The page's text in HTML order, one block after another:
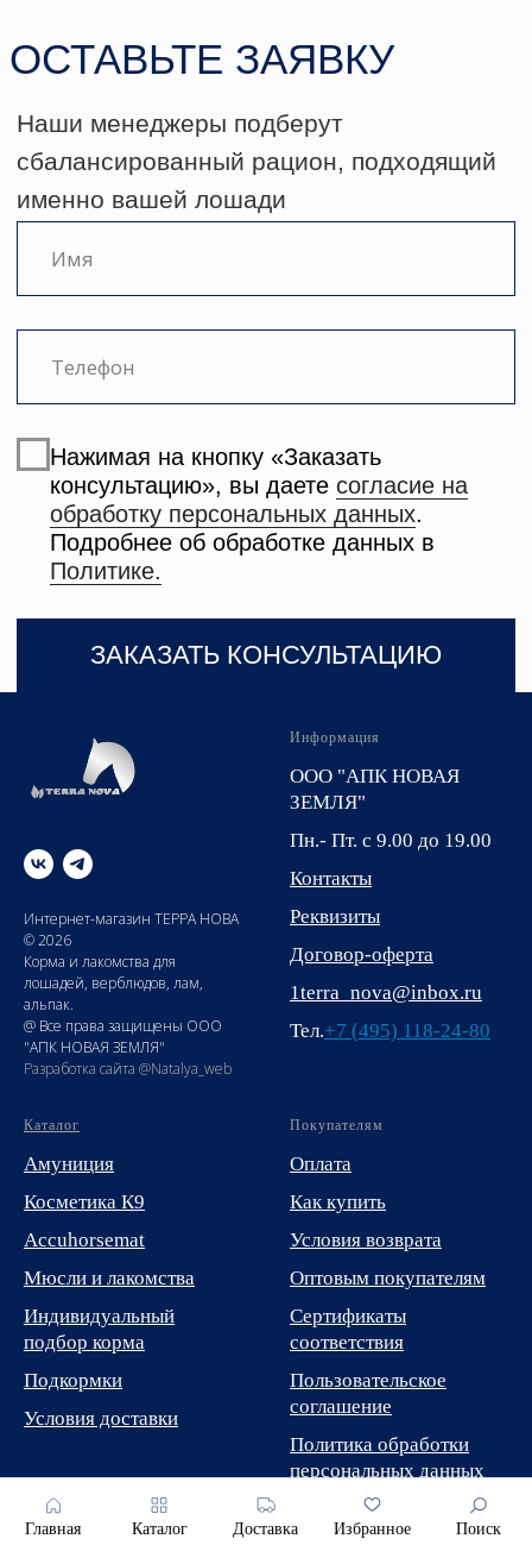
Главная Каталог Доставка Избранное Поиск
Интернет-магазин ТЕРРА НОВА
© 2026
Корма и лакомства для
лошадей, верблюдов, лам,
альпак.
@ Все права защищены ООО
"АПК НОВАЯ ЗЕМЛЯ"
Разработка сайта @Natalya_web
Информация
ООО "АПК НОВАЯ
ЗЕМЛЯ"
Пн.- Пт. с 9.00 до 19.00
Контакты
Реквизиты
Договор-оферта
1terra_nova@inbox.ru
Тел.+7 (495) 118-24-80
Каталог
Амуниция
Косметика К9
Accuhorsemat
Мюсли и лакомства
Индивидуальный
подбор корма
Подкормки
Условия доставки
Покупателям
Оплата
Как купить
Условия возврата
Оптовым покупателям
Сертификаты
соответствия
Пользовательское
соглашение
Политика обработки
персональных данных